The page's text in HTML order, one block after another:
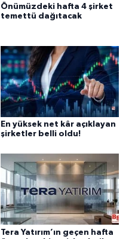
Önümüzdeki hafta 4 şirket
temettü dağıtacak
En yüksek net kâr açıklayan
şirketler belli oldu!
Tera Yatırım’ın geçen hafta